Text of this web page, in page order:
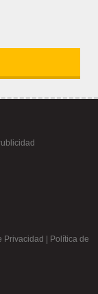
Privacidad
Política de